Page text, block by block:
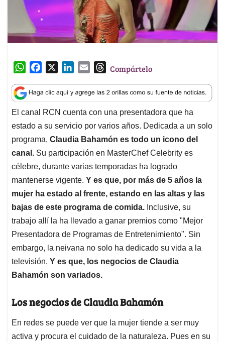
W
a
t
s
A
p
p
c
e
b
o
o
k
n
k
e
d
I
n
a
i
l
T
r
e
a
d
s
Compártelo
El canal RCN cuenta con una presentadora que ha
estado a su servicio por varios años. Dedicada a un solo
programa, Claudia Bahamón es todo un icono del
canal. Su participación en MasterChef Celebrity es
célebre, durante varias temporadas ha logrado
mantenerse vigente. Y es que, por más de 5 años la
mujer ha estado al frente, estando en las altas y las
bajas de este programa de comida. Inclusive, su
trabajo allí la ha llevado a ganar premios como "Mejor
Presentadora de Programas de Entretenimiento". Sin
embargo, la neivana no solo ha dedicado su vida a la
televisión. Y es que, los negocios de Claudia
Bahamón son variados.
Los negocios de Claudia Bahamón
En redes se puede ver que la mujer tiende a ser muy
activa y procura el cuidado de la naturaleza. Pues en su